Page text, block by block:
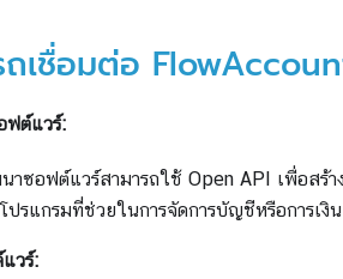
ถเชื่อมต่อ
ต์แวร์:
ซอฟต์แวร์สามารถใช้ Open API เพื่อสร้
ปรแกรมที่ช่วยในการจัดการบัญชีหรือการเงิน
วร์: